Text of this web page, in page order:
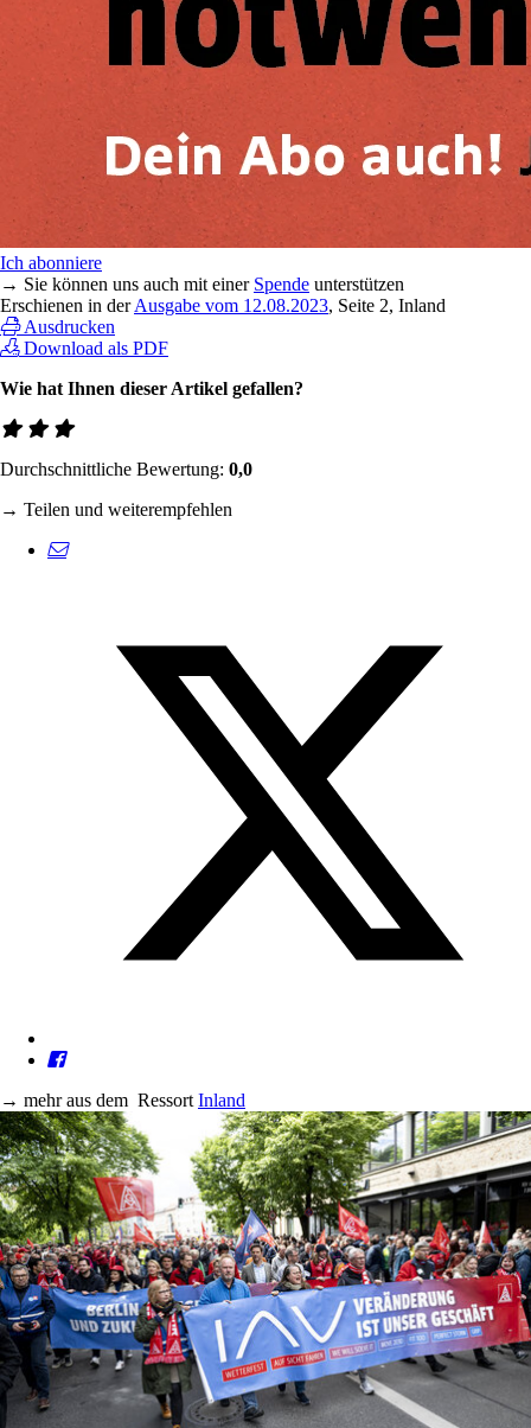
Ich abonniere
→ Sie können uns auch mit einer Spende unterstützen
Erschienen in derAusgabe vom 12.08.2023, Seite 2, Inland
Ausdrucken
Download als PDF
Wie hat Ihnen dieser Artikel gefallen?
Durchschnittliche Bewertung: 0,0
→ Teilen und weiterempfehlen
→ mehr aus dem Ressort Inland